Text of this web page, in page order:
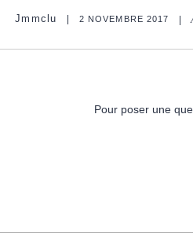
Jmmclu 2 NOVEMBRE 2017
Pour poser une